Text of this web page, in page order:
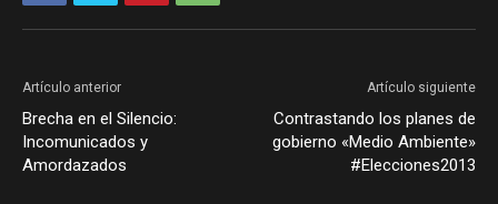
Artículo anterior
Brecha en el Silencio:
Incomunicados y
Amordazados
Artículo siguiente
Contrastando los planes de
gobierno «Medio Ambiente»
#Elecciones2013